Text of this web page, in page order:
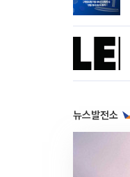
뉴스발전소